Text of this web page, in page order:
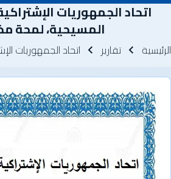
اتحاد الجمهوريات
المسيحية، لمحة
مسار التنقل
الرئيسية تقارير اتحاد الجمهوريات